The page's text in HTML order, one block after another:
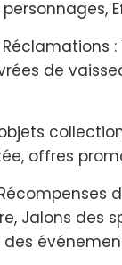
:
de
offres
Jalons des